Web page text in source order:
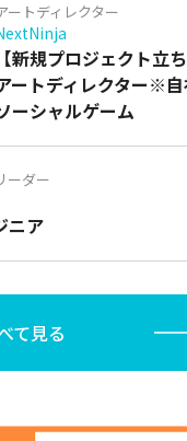
ートディレクター
【新規プロジェクト立ち
ートディレクター※
ーシャルゲーム
ーダー
ニア
て見る